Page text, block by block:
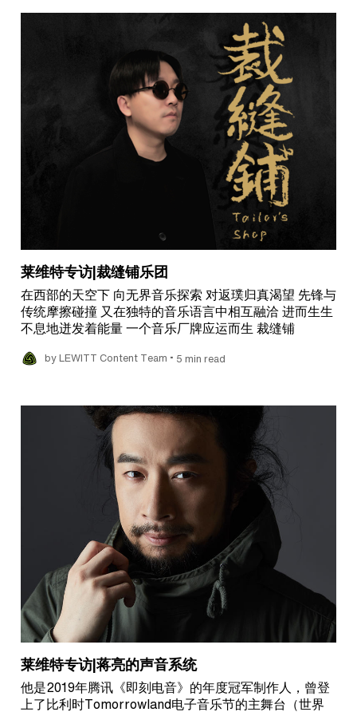
莱维特专访|裁缝铺乐团
在西部的天空下 向无界音乐探索 对返璞归真渴望 先锋与
传统摩擦碰撞 又在独特的音乐语言中相互融洽 进而生生
不息地迸发着能量 一个音乐厂牌应运而生 裁缝铺
by LEWITT Content Team • 5 min read
莱维特专访|蒋亮的声音系统
他是2019年腾讯《即刻电音》的年度冠军制作人，曾登
上了比利时Tomorrowland电子音乐节的主舞台（世界